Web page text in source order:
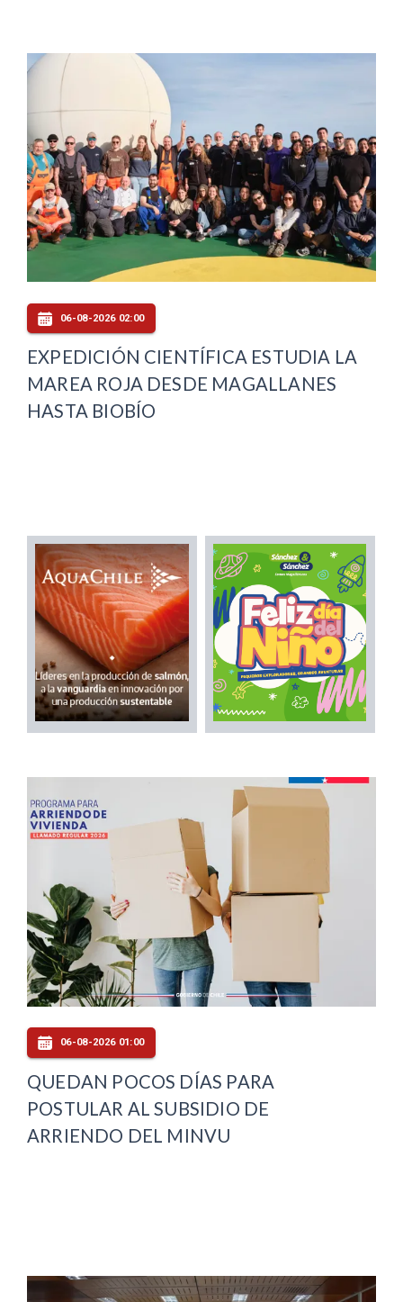
06-08-2026 02:00
EXPEDICIÓN CIENTÍFICA ESTUDIA LA
MAREA ROJA DESDE MAGALLANES
HASTA BIOBÍO
06-08-2026 01:00
QUEDAN POCOS DÍAS PARA
POSTULAR AL SUBSIDIO DE
ARRIENDO DEL MINVU